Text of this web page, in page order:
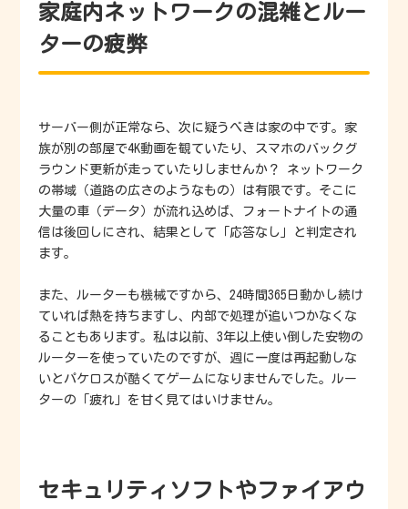
家庭内ネットワークの混雑とルー
ターの疲弊
サーバー側が正常なら、次に疑うべきは家の中です。家
族が別の部屋で4K動画を観ていたり、スマホのバックグ
ラウンド更新が走っていたりしませんか？ ネットワーク
の帯域（道路の広さのようなもの）は有限です。そこに
大量の車（データ）が流れ込めば、フォートナイトの通
信は後回しにされ、結果として「応答なし」と判定され
ます。
また、ルーターも機械ですから、24時間365日動かし続け
ていれば熱を持ちますし、内部で処理が追いつかなくな
ることもあります。私は以前、3年以上使い倒した安物の
ルーターを使っていたのですが、週に一度は再起動しな
いとパケロスが酷くてゲームになりませんでした。ルー
ターの「疲れ」を甘く見てはいけません。
セキュリティソフトやファイアウ